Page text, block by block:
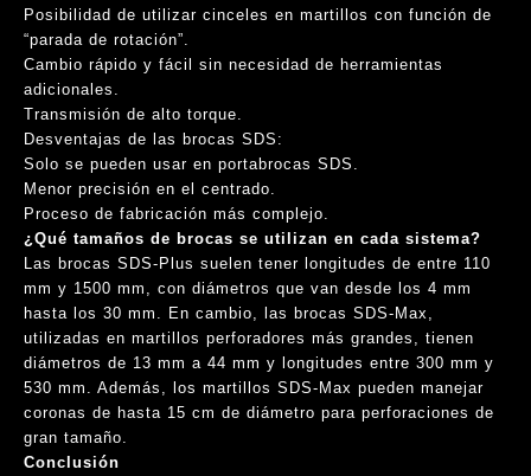
Posibilidad de utilizar cinceles en martillos con función de
“parada de rotación”.
Cambio rápido y fácil sin necesidad de herramientas
adicionales.
Transmisión de alto torque.
Desventajas de las brocas SDS:
Solo se pueden usar en portabrocas SDS.
Menor precisión en el centrado.
Proceso de fabricación más complejo.
¿Qué tamaños de brocas se utilizan en cada sistema?
Las brocas SDS-Plus suelen tener longitudes de entre 110
mm y 1500 mm, con diámetros que van desde los 4 mm
hasta los 30 mm. En cambio, las brocas SDS-Max,
utilizadas en martillos perforadores más grandes, tienen
diámetros de 13 mm a 44 mm y longitudes entre 300 mm y
530 mm. Además, los martillos SDS-Max pueden manejar
coronas de hasta 15 cm de diámetro para perforaciones de
gran tamaño.
Conclusión